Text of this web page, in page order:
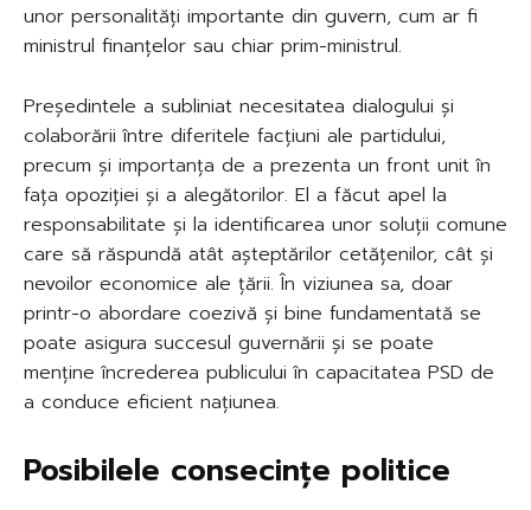
unor personalități importante din guvern, cum ar fi
ministrul finanțelor sau chiar prim-ministrul.
Președintele a subliniat necesitatea dialogului și
colaborării între diferitele facțiuni ale partidului,
precum și importanța de a prezenta un front unit în
fața opoziției și a alegătorilor. El a făcut apel la
responsabilitate și la identificarea unor soluții comune
care să răspundă atât așteptărilor cetățenilor, cât și
nevoilor economice ale țării. În viziunea sa, doar
printr-o abordare coezivă și bine fundamentată se
poate asigura succesul guvernării și se poate
menține încrederea publicului în capacitatea PSD de
a conduce eficient națiunea.
Posibilele consecințe politice